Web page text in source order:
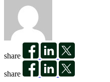
share
share